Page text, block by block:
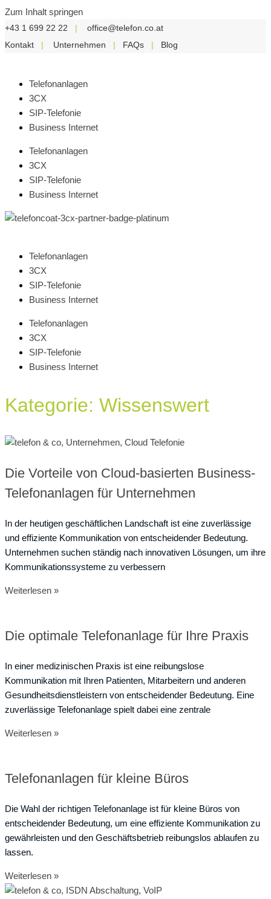
Zum Inhalt springen
+43 1 699 22 22 |
office@telefon.co.at
Kontakt | Unternehmen | FAQs | Blog
Telefonanlagen
3CX
SIP-Telefonie
Business Internet
Telefonanlagen
3CX
SIP-Telefonie
Business Internet
Telefonanlagen
3CX
SIP-Telefonie
Business Internet
Telefonanlagen
3CX
SIP-Telefonie
Business Internet
Kategorie: Wissenswert
Die Vorteile von Cloud-basierten Business-
Telefonanlagen für Unternehmen
In der heutigen geschäftlichen Landschaft ist eine zuverlässige
und effiziente Kommunikation von entscheidender Bedeutung.
Unternehmen suchen ständig nach innovativen Lösungen, um ihre
Kommunikationssysteme zu verbessern
Weiterlesen »
Die optimale Telefonanlage für Ihre Praxis
In einer medizinischen Praxis ist eine reibungslose
Kommunikation mit Ihren Patienten, Mitarbeitern und anderen
Gesundheitsdienstleistern von entscheidender Bedeutung. Eine
zuverlässige Telefonanlage spielt dabei eine zentrale
Weiterlesen »
Telefonanlagen für kleine Büros
Die Wahl der richtigen Telefonanlage ist für kleine Büros von
entscheidender Bedeutung, um eine effiziente Kommunikation zu
gewährleisten und den Geschäftsbetrieb reibungslos ablaufen zu
lassen.
Weiterlesen »